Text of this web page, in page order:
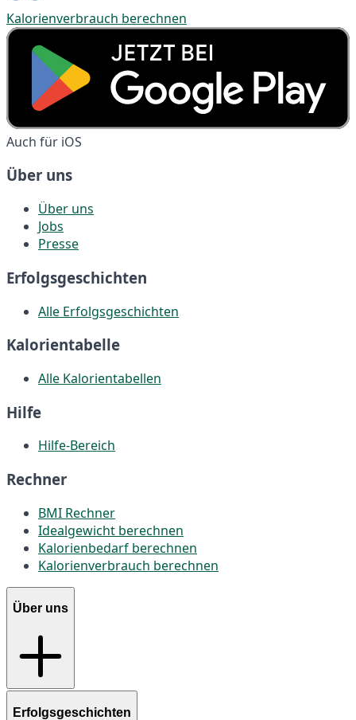
Kalorienverbrauch berechnen
Auch für iOS
Über uns
Über uns
Jobs
Presse
Erfolgsgeschichten
Alle Erfolgsgeschichten
Kalorientabelle
Alle Kalorientabellen
Hilfe
Hilfe-Bereich
Rechner
BMI Rechner
Idealgewicht berechnen
Kalorienbedarf berechnen
Kalorienverbrauch berechnen
Über uns
Erfolgsgeschichten